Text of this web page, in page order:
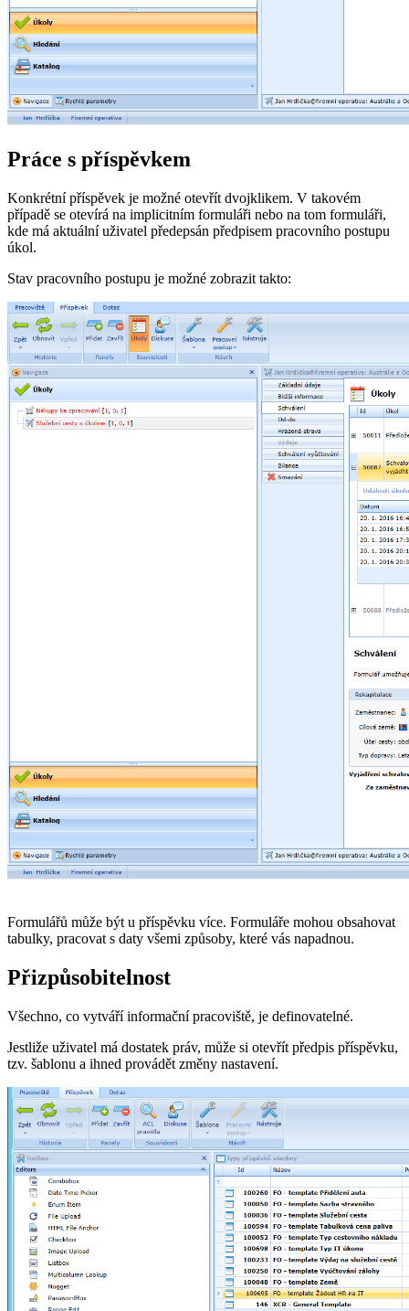
Práce s příspěvkem
Konkrétní příspěvek je možné otevřít dvojklikem. V takovém
případě se otevírá na implicitním formuláři nebo na tom formuláři,
kde má aktuální uživatel předepsán předpisem pracovního postupu
úkol.
Stav pracovního postupu je možné zobrazit takto:
Formulářů může být u příspěvku více. Formuláře mohou obsahovat
tabulky, pracovat s daty všemi způsoby, které vás napadnou.
Přizpůsobitelnost
Všechno, co vytváří informační pracoviště, je definovatelné.
Jestliže uživatel má dostatek práv, může si otevřít předpis příspěvku,
tzv. šablonu a ihned provádět změny nastavení.